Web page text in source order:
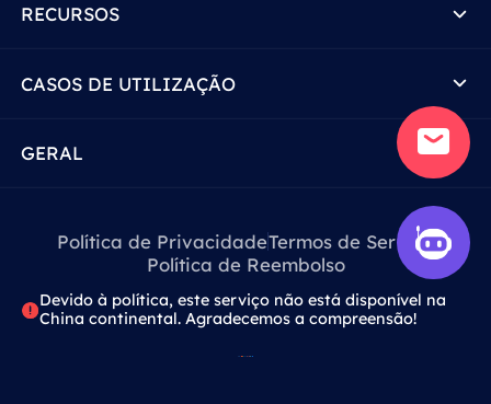
RECURSOS
CASOS DE UTILIZAÇÃO
GERAL
Política de PrivacidadeTermos de Serviço
Política de Reembolso
Devido à política, este serviço não está disponível na
China continental. Agradecemos a compreensão!